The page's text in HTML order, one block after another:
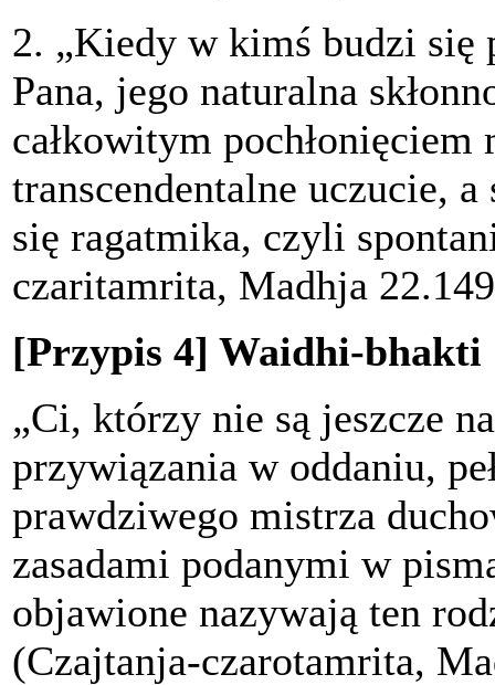
2. „Kiedy w kimś budzi się
Pana, jego naturalna
całkowitym pochłonięciem
transcendentalne uczucie,
się ragatmika, czyli
czaritamrita, Madhja
[Przypis 4] Waidhi-bhakti
„Ci, którzy nie są jeszcze
przywiązania w oddaniu,
prawdziwego mistrza
zasadami podanymi w
objawione nazywają ten
(Czajtanja-czarotamrita,